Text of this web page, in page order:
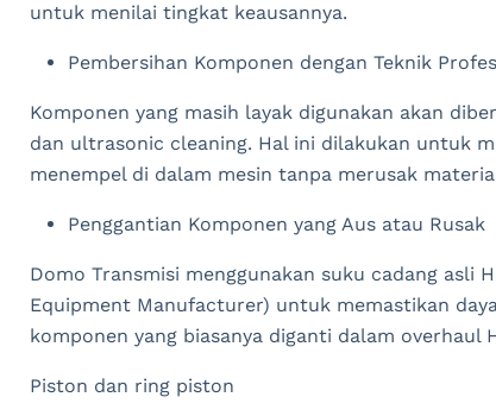
untuk menilai tingkat keausannya.
Pembersihan Komponen dengan Teknik
Komponen yang masih layak digunakan akan
dan ultrasonic cleaning. Hal ini dilakukan untuk
menempel di dalam mesin tanpa merusak
Penggantian Komponen yang Aus atau Rusak
Domo Transmisi menggunakan suku cadang asli
Equipment Manufacturer) untuk memastikan
komponen yang biasanya diganti dalam overhaul
Piston dan ring piston